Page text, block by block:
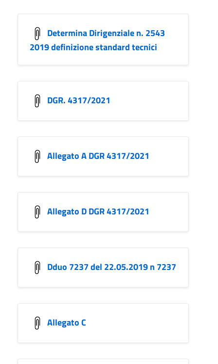
Determina Dirigenziale n. 2543
2019 definizione standard tecnici
DGR. 4317/2021
Allegato A DGR 4317/2021
Allegato D DGR 4317/2021
Dduo 7237 del 22.05.2019 n 7237
Allegato C